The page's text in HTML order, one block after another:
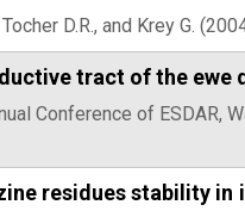
D.R., and Krey G.
tract of the ewe
Conference of ESDAR,
residues stability in